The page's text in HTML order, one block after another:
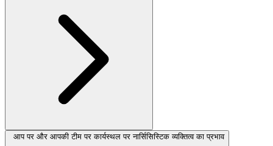
आप पर और आपकी टीम पर कार्यस्थल पर नार्सिसिस्टिक व्यक्तित्व का प्रभाव